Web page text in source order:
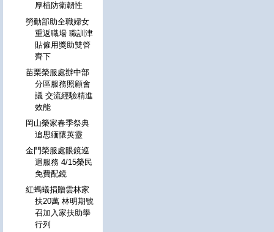
厚植防衛韌性
勞動部助全職婦女
重返職場 職訓津
貼僱用獎助雙管
齊下
苗栗榮服處辦中部
分區服務照顧會
議 交流經驗精進
效能
岡山榮家春季祭典
追思緬懷英靈
金門榮服處眼鏡巡
迴服務 4/15榮民
免費配鏡
紅螞蟻捐贈雲林家
扶20萬 林明期號
召加入家扶助學
行列